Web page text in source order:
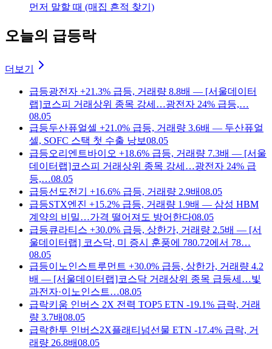
먼저 말할 때 (매집 흔적 찾기)
오늘의 급등락
더보기
급등광전자 +21.3% 급등, 거래량 8.8배 — [서울데이터
랩]코스피 거래상위 종목 강세…광전자 24% 급등,…
08.05
급등두산퓨얼셀 +21.0% 급등, 거래량 3.6배 — 두산퓨얼
셀, SOFC 스택 첫 수출 낭보08.05
급등오리엔트바이오 +18.6% 급등, 거래량 7.3배 — [서울
데이터랩]코스피 거래상위 종목 강세…광전자 24% 급
등,…08.05
급등선도전기 +16.6% 급등, 거래량 2.9배08.05
급등STX엔진 +15.2% 급등, 거래량 1.9배 — 삼성 HBM
계약의 비밀…가격 떨어져도 방어한다08.05
급등큐라티스 +30.0% 급등, 상한가, 거래량 2.5배 — [서
울데이터랩] 코스닥, 미 증시 훈풍에 780.72에서 78…
08.05
급등이노인스트루먼트 +30.0% 급등, 상한가, 거래량 4.2
배 — [서울데이터랩]코스닥 거래상위 종목 급등세…빛
과전자·이노인스트…08.05
급락키움 인버스 2X 전력 TOP5 ETN -19.1% 급락, 거래
량 3.7배08.05
급락한투 인버스2X플래티넘선물 ETN -17.4% 급락, 거
래량 26.8배08.05